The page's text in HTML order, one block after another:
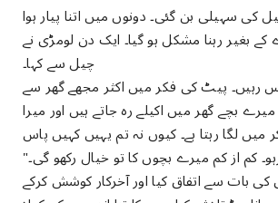
کی سہیلی بن گئی۔ دونوں میں اتنا پیار ہوا
بغیر رہنا مشکل ہو گیا۔ ایک دن لومڑی نے
چیل سے کہا۔
رہیں۔ پیٹ کی فکر میں اکثر مجھے گھر سے
میرے بچے گھر میں اکیلے رہ جاتے ہیں اور میرا
لگا رہتا ہے۔ کیوں نہ تم یہیں کہیں پاس
کم از کم میرے بچوں کا تو خیال رکھو گی۔"
بات سے اتفاق کیا اور آخرکار کوشش کرکے